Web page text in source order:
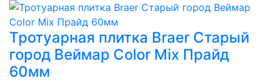
Тротуарная плитка Braer Старый
город Веймар Color Mix Прайд
60мм